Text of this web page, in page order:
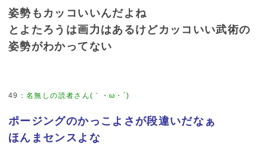
姿勢もカッコいいんだよね
とよたろうは画力はあるけどカッコいい武術の
姿勢がわかってない
49 ：名無しの読者さん(｀・ω・´)
ポージングのかっこよさが段違いだなぁ
ほんまセンスよな